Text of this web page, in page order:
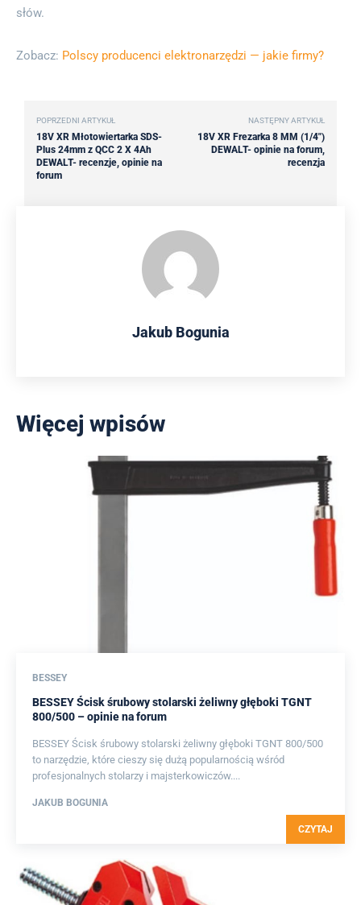
słów.
Zobacz: Polscy producenci elektronarzędzi — jakie firmy?
POPRZEDNI ARTYKUŁ
18V XR Młotowiertarka SDS-
Plus 24mm z QCC 2 X 4Ah
DEWALT- recenzje, opinie na
forum
NASTĘPNY ARTYKUŁ
18V XR Frezarka 8 MM (1/4″)
DEWALT- opinie na forum,
recenzja
Jakub Bogunia
Więcej wpisów
BESSEY
BESSEY Ścisk śrubowy stolarski żeliwny głęboki TGNT
800/500 – opinie na forum
BESSEY Ścisk śrubowy stolarski żeliwny głęboki TGNT 800/500
to narzędzie, które cieszy się dużą popularnością wśród
profesjonalnych stolarzy i majsterkowiczów....
JAKUB BOGUNIA
CZYTAJ